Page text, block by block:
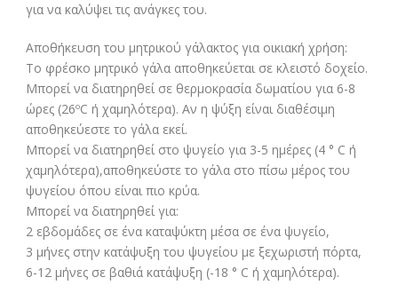
για να καλύψει τις ανάγκες του.
Αποθήκευση του μητρικού γάλακτος για οικιακή χρήση:
Το φρέσκο μητρικό γάλα αποθηκεύεται σε κλειστό δοχείο.
Μπορεί να διατηρηθεί σε θερμοκρασία δωματίου για 6-8
ώρες (26ºC ή χαμηλότερα). Αν η ψύξη είναι διαθέσιμη
αποθηκεύεστε το γάλα εκεί.
Μπορεί να διατηρηθεί στο ψυγείο για 3-5 ημέρες (4 ° C ή
χαμηλότερα),αποθηκεύστε το γάλα στο πίσω μέρος του
ψυγείου όπου είναι πιο κρύα.
Μπορεί να διατηρηθεί για:
2 εβδομάδες σε ένα καταψύκτη μέσα σε ένα ψυγείο,
3 μήνες στην κατάψυξη του ψυγείου με ξεχωριστή πόρτα,
6-12 μήνες σε βαθιά κατάψυξη (-18 ° C ή χαμηλότερα).